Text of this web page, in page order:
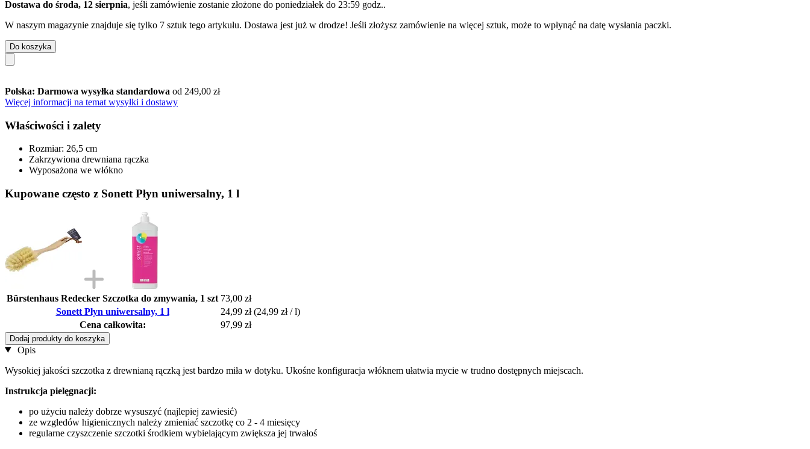
Dostawa do środa, 12 sierpnia, jeśli zamówienie zostanie złożone do poniedziałek do 23:59 godz..
W naszym magazynie znajduje się tylko 7 sztuk tego artykułu. Dostawa jest już w drodze! Jeśli złożysz zamówienie na więcej sztuk, może to wpłynąć na datę wysłania paczki.
Do koszyka
Polska: Darmowa wysyłka standardowa od 249,00 zł
Więcej informacji na temat wysyłki i dostawy
Właściwości i zalety
Rozmiar: 26,5 cm
Zakrzywiona drewniana rączka
Wyposażona we włókno
Kupowane często z Sonett Płyn uniwersalny, 1 l
Bürstenhaus Redecker Szczotka do zmywania, 1 szt 73,00 zł
Sonett Płyn uniwersalny, 1 l
24,99 zł (24,99 zł / l)
Cena całkowita:
97,99 zł
Dodaj produkty do koszyka
Opis
Wysokiej jakości szczotka z drewnianą rączką jest bardzo miła w dotyku. Ukośne konfiguracja włóknem ułatwia mycie w trudno dostępnych miejscach.
Instrukcja pielęgnacji:
po użyciu należy dobrze wysuszyć (najlepiej zawiesić)
ze wzgledów higienicznych należy zmieniać szczotkę co 2 - 4 miesięcy
regularne czyszczenie szczotki środkiem wybielającym zwiększa jej trwałoś